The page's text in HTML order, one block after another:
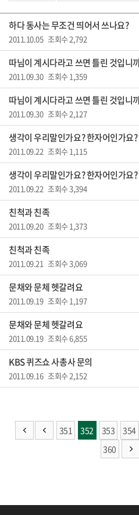
하다 동사는 무조건 띄어서 쓰나요?
2011.10.05 조회수 2,792
따님이 계시다라고 쓰면 틀린 것입니
2011.09.30 조회수 1,359
따님이 계시다라고 쓰면 틀린 것입니
2011.09.30 조회수 2,127
생각이 우리말인가요? 한자어인가요?
2011.09.22 조회수 1,115
생각이 우리말인가요? 한자어인가요?
2011.09.22 조회수 3,394
친척과 친족
2011.09.20 조회수 1,373
친척과 친족
2011.09.21 조회수 3,069
문채와 문체 헷갈려요
2011.09.19 조회수 1,197
문채와 문체 헷갈려요
2011.09.19 조회수 6,855
KBS 퀴즈쇼 사총사 문의
2011.09.16 조회수 2,152
351 352 353 354
360